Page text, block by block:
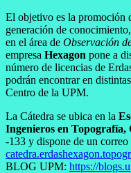
El objetivo es la promoción
generación de
en el área de Observación
empresa Hexagon pone a
número de licencias de
podrán encontrar en
Centro de la UPM.
La Cátedra se ubica en la
Ingenieros en Topografía,
-133 y dispone de un correo
BLOG UPM: https://